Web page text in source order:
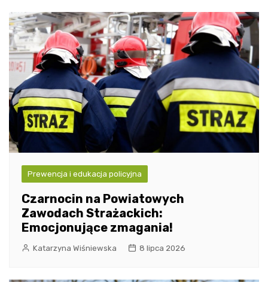
Prewencja i edukacja policyjna
Czarnocin na Powiatowych
Zawodach Strażackich:
Emocjonujące zmagania!
Katarzyna Wiśniewska 8 lipca 2026